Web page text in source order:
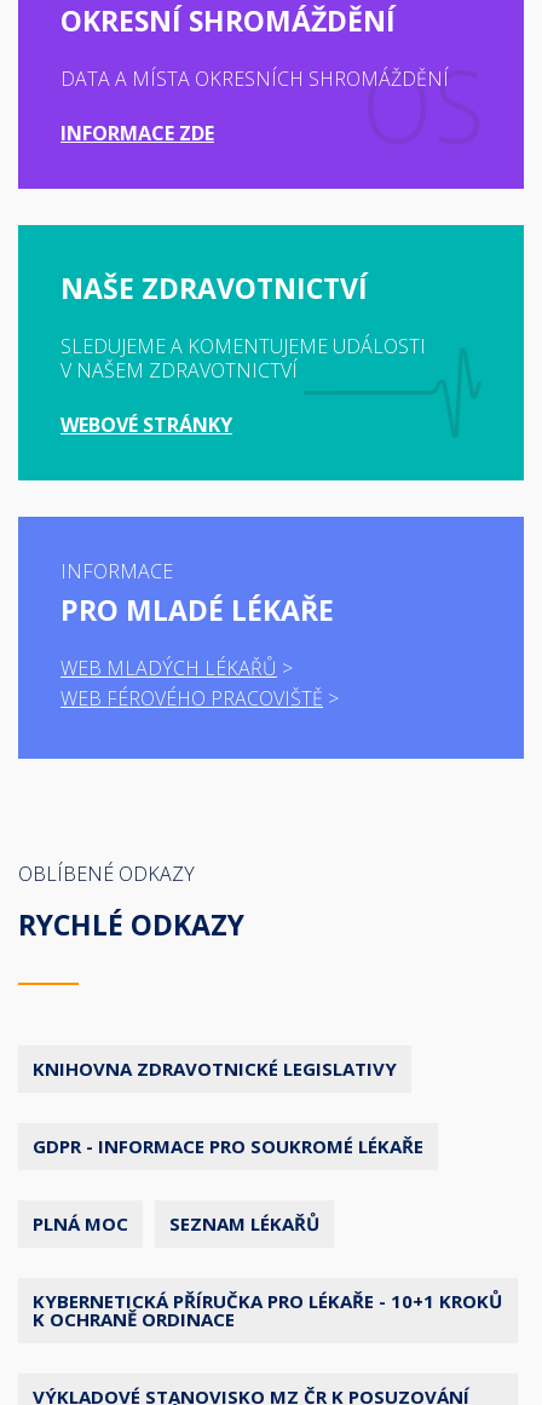
OKRESNÍ SHROMÁŽDĚNÍ
DATA A MÍSTA OKRESNÍCH SHROMÁŽDĚNÍ
INFORMACE ZDE
NAŠE ZDRAVOTNICTVÍ
SLEDUJEME A KOMENTUJEME UDÁLOSTI
V NAŠEM ZDRAVOTNICTVÍ
WEBOVÉ STRÁNKY
INFORMACE
PRO MLADÉ LÉKAŘE
WEB MLADÝCH LÉKAŘŮ
WEB FÉROVÉHO PRACOVIŠTĚ
OBLÍBENÉ ODKAZY
RYCHLÉ ODKAZY
KNIHOVNA ZDRAVOTNICKÉ LEGISLATIVY
GDPR - INFORMACE PRO SOUKROMÉ LÉKAŘE
PLNÁ MOC SEZNAM LÉKAŘŮ
KYBERNETICKÁ PŘÍRUČKA PRO LÉKAŘE - 10+1 KROKŮ
K OCHRANĚ ORDINACE
VÝKLADOVÉ STANOVISKO MZ ČR K POSUZOVÁNÍ